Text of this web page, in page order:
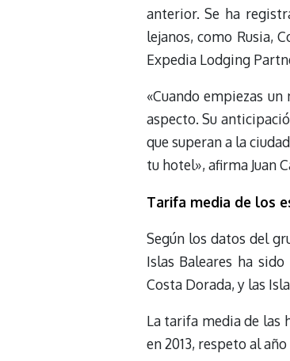
anterior. Se ha
lejanos, como Rusia,
Expedia Lodging
«Cuando empiezas
aspecto. Su
que superan a la
tu hotel», afirma Juan
Tarifa media de los
Según los datos del
Islas Baleares ha
Costa Dorada, y las
La tarifa media de las
en 2013, respeto al año